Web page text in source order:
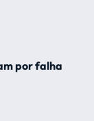
por falha